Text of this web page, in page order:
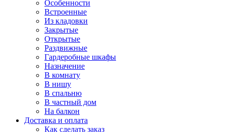
Особенности
Встроенные
Из кладовки
Закрытые
Открытые
Раздвижные
Гардеробные шкафы
Назначение
В комнату
В нишу
В спальню
В частный дом
На балкон
Доставка и оплата
Как сделать заказ